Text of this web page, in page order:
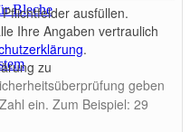
Bleche
ausfüllen.
Ihre Angaben vertraulich
.
zu
geben
ein. Zum Beispiel: 29